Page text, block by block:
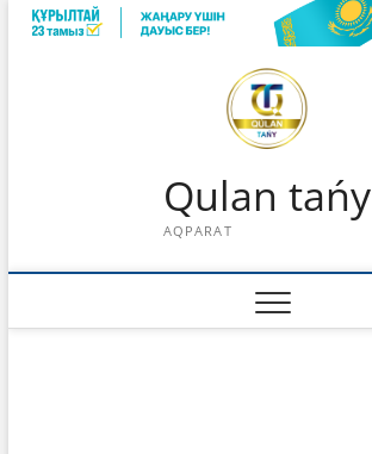
Skip
Qulan tańy
AQPARAT